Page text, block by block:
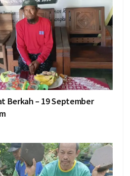
Berkah – 19 September